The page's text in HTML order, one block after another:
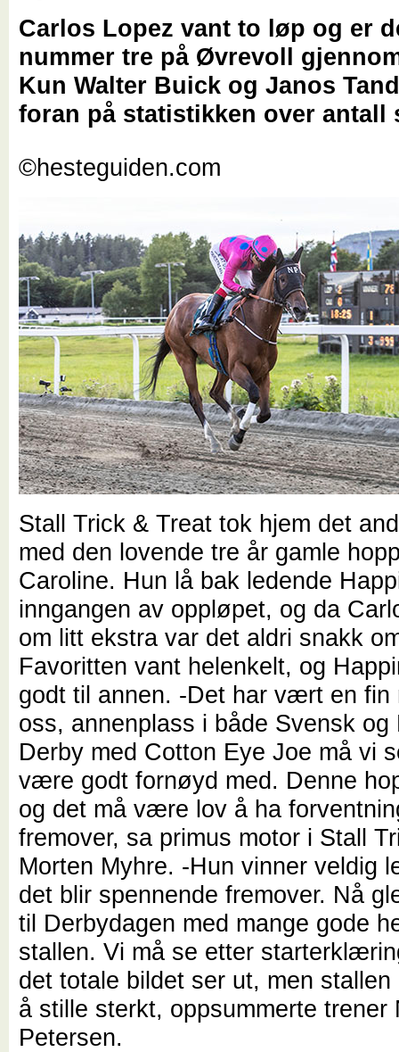
Carlos Lopez vant to løp og er
nummer tre på Øvrevoll
Kun Walter Buick og Janos
foran på statistikken over antall
©hesteguiden.com
Stall Trick & Treat tok hjem det
med den lovende tre år gamle
Caroline. Hun lå bak ledende
inngangen av oppløpet, og da
om litt ekstra var det aldri snakk
Favoritten vant helenkelt, og
godt til annen. -Det har vært en fin
oss, annenplass i både Svensk og
Derby med Cotton Eye Joe må vi
være godt fornøyd med. Denne
og det må være lov å ha
fremover, sa primus motor i Stall
Morten Myhre. -Hun vinner veldig
det blir spennende fremover. Nå
til Derbydagen med mange gode
stallen. Vi må se etter
det totale bildet ser ut, men stallen
å stille sterkt, oppsummerte trener
Petersen.